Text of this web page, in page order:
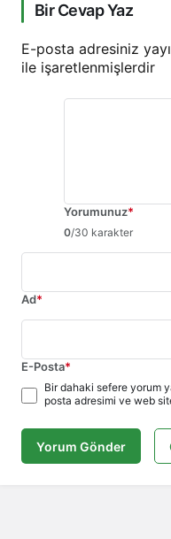
Bir Cevap Yaz
E-posta adresiniz
ile işaretlenmişlerdir
Yorumunuz*
0/30 karakter
Ad*
E-Posta*
Bir dahaki sefere yorum
posta adresimi ve web
Yorum Gönder